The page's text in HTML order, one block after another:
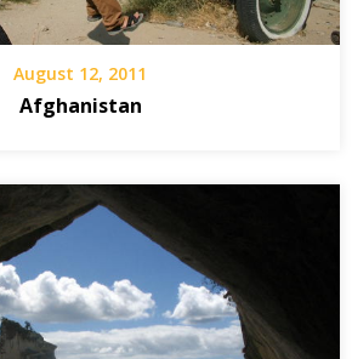
August 12, 2011
Afghanistan